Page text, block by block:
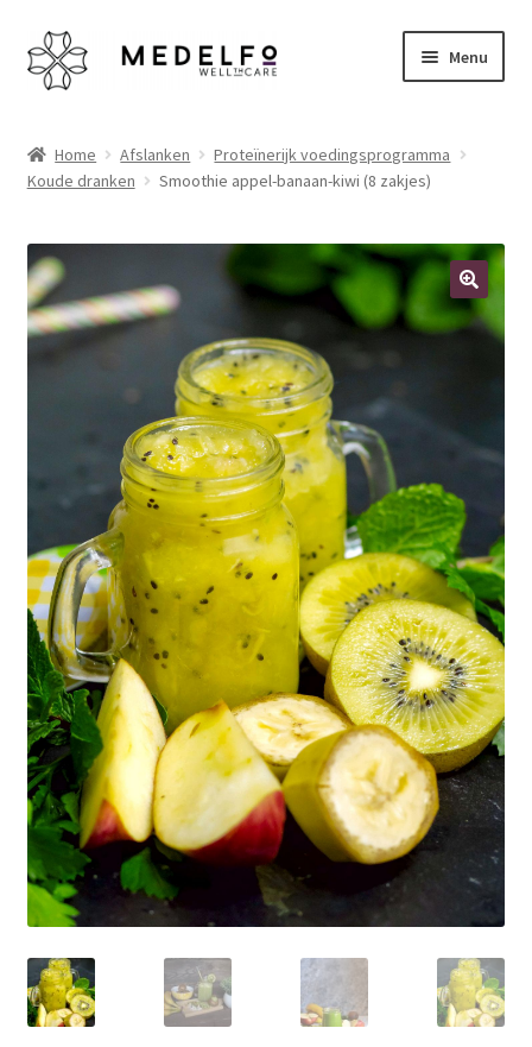
Ga
door
Ga
naar
Menu
Afrekenen
Algemene voorwaarden
Betaalmethoden
Klantenservice
My account
Over ons
Privacy Policy
Shop
Verzenden & retourneren
Winkelwagen
Contact
Error
Home Afslanken
Proteïnerijk voedingsprogramma
Koude dranken
Smoothie appel-banaan-kiwi (8 zakjes)
🔍